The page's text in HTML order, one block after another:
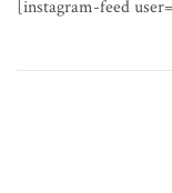
[instagram-feed